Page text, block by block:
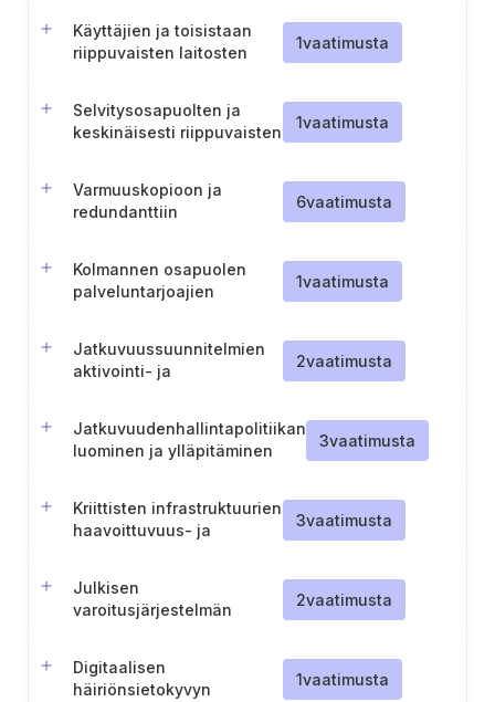
Käyttäjien ja toisistaan
riippuvaisten laitosten
(arvopaperikeskus)
1vaatimusta
Selvitysosapuolten ja
keskinäisesti riippuvaisten
(keskusvastapuoli)
1vaatimusta
Varmuuskopioon ja
redundanttiin
6vaatimusta
Kolmannen osapuolen
palveluntarjoajien
1vaatimusta
Jatkuvuussuunnitelmien
aktivointi- ja
2vaatimusta
Jatkuvuudenhallintapolitiikan
luominen ja ylläpitäminen
3vaatimusta
Kriittisten infrastruktuurien
haavoittuvuus- ja
3vaatimusta
Julkisen
varoitusjärjestelmän
2vaatimusta
Digitaalisen
häiriönsietokyvyn
1vaatimusta